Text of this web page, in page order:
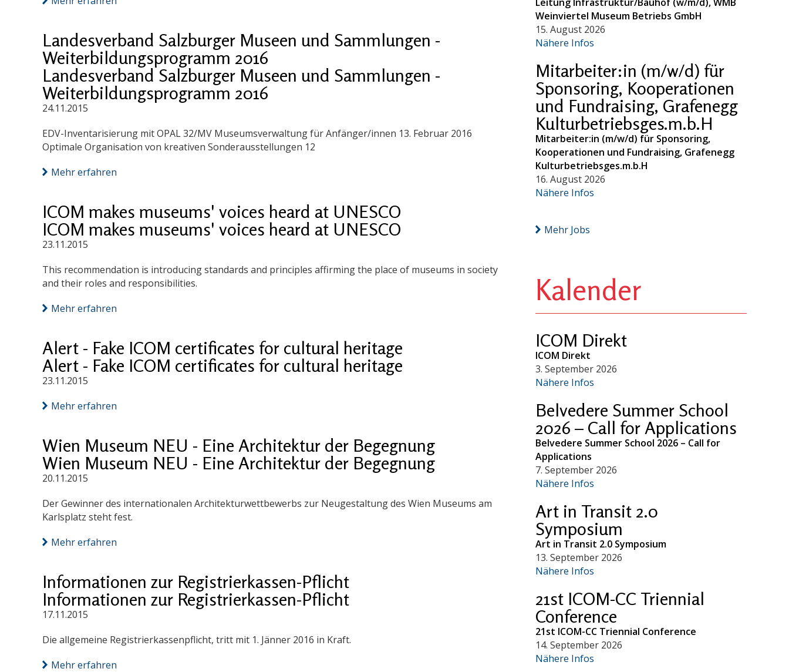
Landesverband Salzburger Museen und Sammlungen -
Weiterbildungsprogramm 2016
Landesverband Salzburger Museen und Sammlungen -
Weiterbildungsprogramm 2016
24.11.2015
EDV-Inventarisierung mit OPAL 32/MV Museumsverwaltung für Anfänger/innen 13. Februar 2016
Optimale Organisation von kreativen Sonderausstellungen 12
Mehr erfahren
ICOM makes museums' voices heard at UNESCO
ICOM makes museums' voices heard at UNESCO
23.11.2015
This recommendation is introducing standards and principles affirming the place of museums in society
and their roles and responsibilities.
Mehr erfahren
Alert - Fake ICOM certificates for cultural heritage
Alert - Fake ICOM certificates for cultural heritage
23.11.2015
Mehr erfahren
Wien Museum NEU - Eine Architektur der Begegnung
Wien Museum NEU - Eine Architektur der Begegnung
20.11.2015
Der Gewinner des internationalen Architekturwettbewerbs zur Neugestaltung des Wien Museums am
Karlsplatz steht fest.
Mehr erfahren
Informationen zur Registrierkassen-Pflicht
Informationen zur Registrierkassen-Pflicht
17.11.2015
Die allgemeine Registrierkassenpflicht, tritt mit 1. Jänner 2016 in Kraft.
Mehr erfahren
Weinviertel Museum Betriebs GmbH
15. August 2026
Nähere Infos
Mitarbeiter:in (m/w/d) für
Sponsoring, Kooperationen
und Fundraising, Grafenegg
Kulturbetriebsges.m.b.H
Mitarbeiter:in (m/w/d) für Sponsoring,
Kooperationen und Fundraising, Grafenegg
Kulturbetriebsges.m.b.H
16. August 2026
Nähere Infos
Mehr Jobs
Kalender
ICOM Direkt
ICOM Direkt
3. September 2026
Nähere Infos
Belvedere Summer School
2026 – Call for Applications
Belvedere Summer School 2026 – Call for
Applications
7. September 2026
Nähere Infos
Art in Transit 2.0
Symposium
Art in Transit 2.0 Symposium
13. September 2026
Nähere Infos
21st ICOM-CC Triennial
Conference
21st ICOM-CC Triennial Conference
14. September 2026
Nähere Infos